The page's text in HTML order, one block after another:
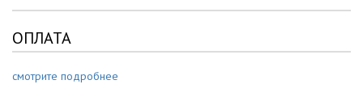
ОПЛАТА
смотрите подробнее